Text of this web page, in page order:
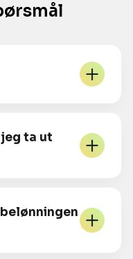
ta ut